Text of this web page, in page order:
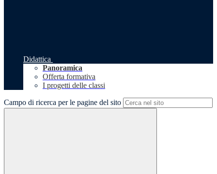
Didattica
Panoramica
Offerta formativa
I progetti delle classi
Campo di ricerca per le pagine del sito